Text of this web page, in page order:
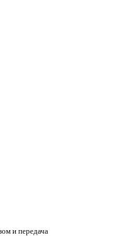
и передача